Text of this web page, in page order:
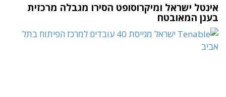
אינטל ישראל ומיקרוסופט הסירו מגבלה מרכזית
בענן המאובטח